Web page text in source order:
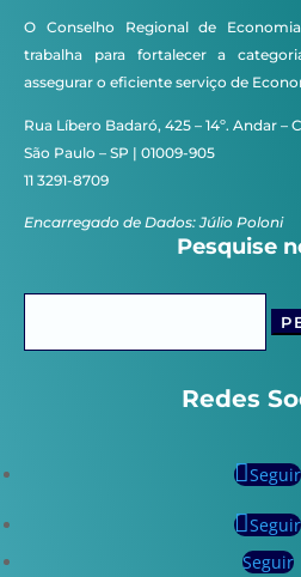
O Conselho Regional de
trabalha para fortalecer a
assegurar o eficiente serviço de
Rua Líbero Badaró, 425 – 14º. Andar –
São Paulo – SP | 01009-905
11 3291-8709
Encarregado de Dados: Júlio Poloni
Pesquise
Redes
Seguir
Seguir
Seguir